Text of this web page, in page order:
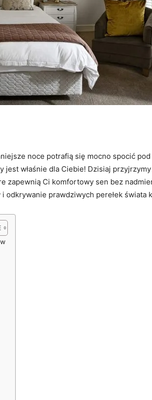
noce ‍potrafią się mocno spocić pod
jest właśnie ​dla Ciebie! Dzisiaj
zapewnią Ci komfortowy sen bez
odkrywanie prawdziwych perełek‌ świata